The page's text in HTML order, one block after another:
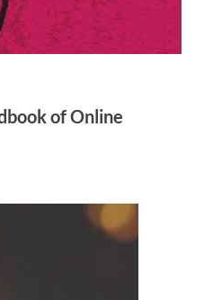
of Online